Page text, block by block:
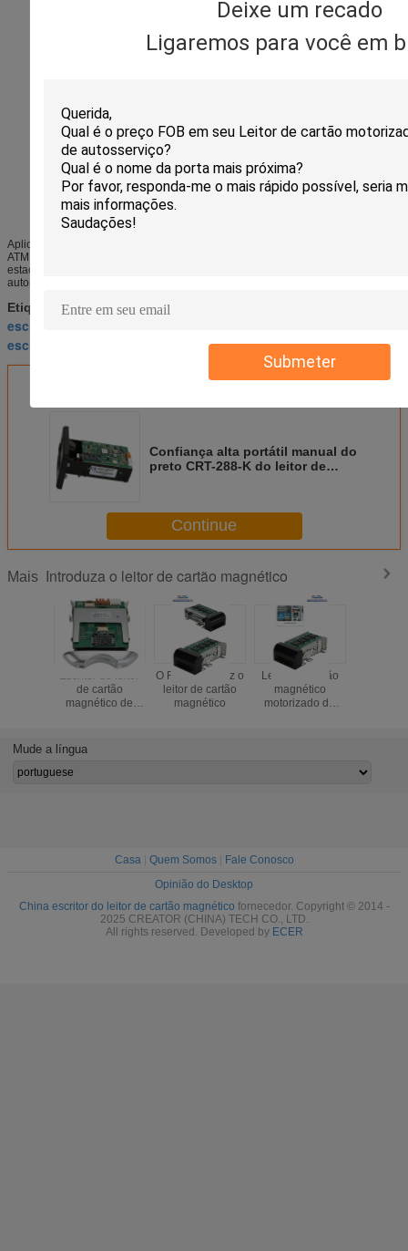
Deixe um recado
Ligaremos para você em
Submeter
Aplicação do produto do leitor de cartões manual CRT-288-K
ATM, Kiosque Terminals, Máquina de consulta de mídia, Sistemas de
estacionamento, Máquinas de venda de bilhetes, Máquinas de venda
automática
Etiquetas:leitor de cartão da listra magnética
escritor do leitor de cartão magnético
escritor do leitor de cartão do rfid
Obter o melhor preço para
Confiança alta portátil manual do
preto CRT-288-K do leitor de
Continue
Mais Introduza o leitor de cartão magnético
Escritor do leitor
de cartão
magnético de
da listra
magnética do Usb
O RFID introduz o
leitor de cartão
magnético
Leitor de cartão
magnético
motorizado da
Mude a língua
Casa| Quem Somos|
Fale Conosco
Opinião do Desktop
China escritor do leitor de cartão magnético fornecedor. Copyright © 2014 -
2025 CREATOR (CHINA) TECH CO., LTD.
All rights reserved. Developed by ECER